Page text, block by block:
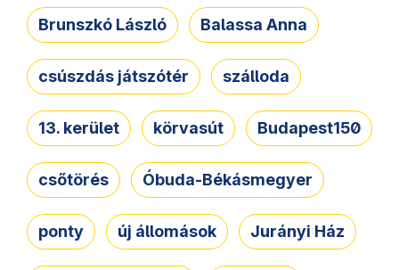
Brunszkó László Balassa Anna
csúszdás játszótér szálloda
13. kerület körvasút Budapest150
csőtörés Óbuda-Békásmegyer
ponty új állomások Jurányi Ház